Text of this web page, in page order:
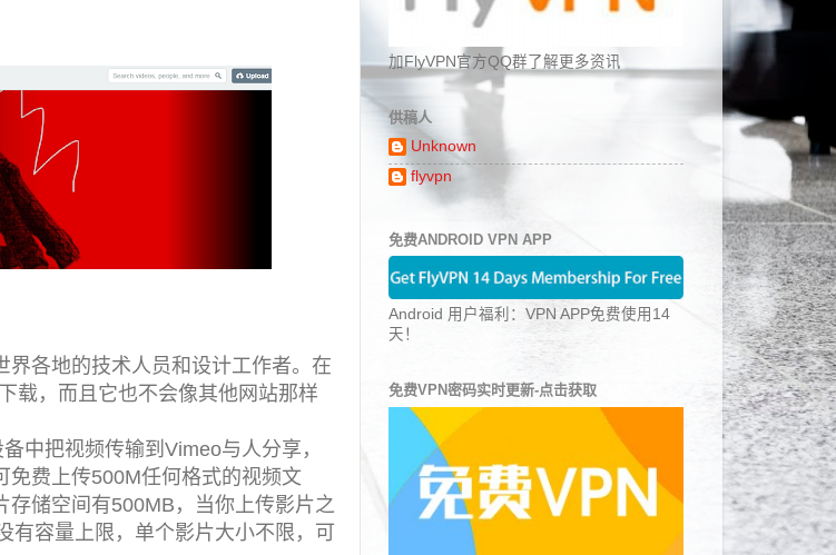
各地的技术人员和设计工作者。在
载，而且它也不会像其他网站那样
中把视频传输到Vimeo与人分享，
免费上传500M任何格式的视频文
储空间有500MB，当你上传影片之
容量上限，单个影片大小不限，可
加FlyVPN官方QQ群了解更多资讯
供稿人
Unknown
flyvpn
免费ANDROID VPN APP
Android 用户福利：VPN APP免费使用14
天！
免费VPN密码实时更新-点击获取